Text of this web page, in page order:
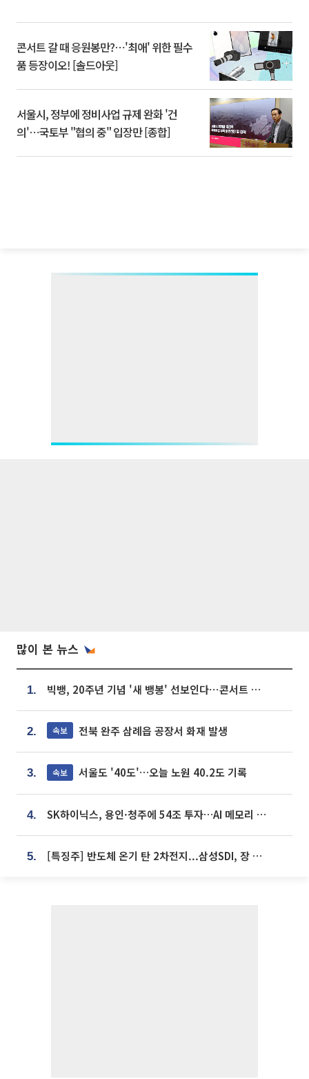
콘서트 갈 때 응원봉만?⋯'최애' 위한 필수
품 등장이오! [솔드아웃]
서울시, 정부에 정비사업 규제 완화 '건
의'⋯국토부 "협의 중" 입장만 [종합]
많이 본 뉴스
1. 빅뱅, 20주년 기념 '새 뱅봉' 선보인다⋯콘서트 앞두고 팝업 개최
2. 속보 전북 완주 삼례읍 공장서 화재 발생
3. 속보 서울도 '40도'…오늘 노원 40.2도 기록
4. SK하이닉스, 용인·청주에 54조 투자…AI 메모리 생산기지 키운다
5. [특징주] 반도체 온기 탄 2차전지...삼성SDI, 장 초반 7% 넘게 껑충